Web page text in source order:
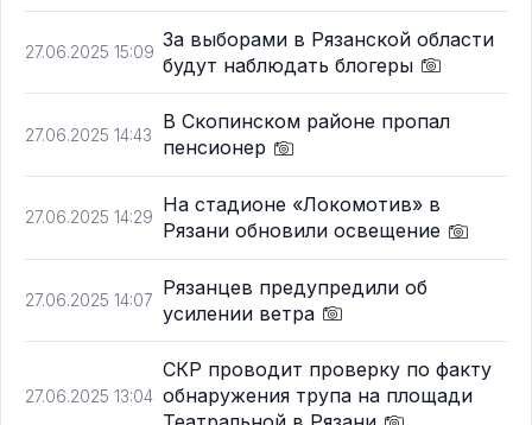
27.06.2025 15:09
За выборами в Рязанской области
будут наблюдать блогеры
27.06.2025 14:43
В Скопинском районе пропал
пенсионер
27.06.2025 14:29
На стадионе «Локомотив» в
Рязани обновили освещение
27.06.2025 14:07
Рязанцев предупредили об
усилении ветра
27.06.2025 13:04
СКР проводит проверку по факту
обнаружения трупа на площади